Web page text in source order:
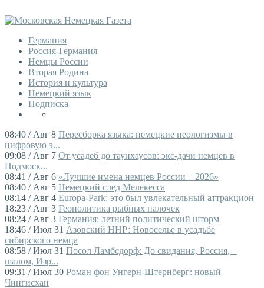
Германия
Россия-Германия
Немцы России
Вторая Родина
История и культура
Немецкий язык
Подписка
08:40 / Авг 8 Пересборка языка: немецкие неологизмы в
цифровую э...
09:08 / Авг 7 От усадеб до таунхаусов: экс-дачи немцев в
Подмоск...
08:41 / Авг 6 «Лучшие имена немцев России – 2026»
08:40 / Авг 5 Немецкий след Мелекесса
08:14 / Авг 4 Europa-Park: это был увлекательный аттракцион
18:23 / Авг 3 Геополитика рыбных палочек
08:24 / Авг 3 Германия: летний политический шторм
18:46 / Июл 31 Азовский ННР: Новоселье в усадьбе
сибирского немца
08:58 / Июл 31 Посол Ламбсдорф: До свидания, Россия, –
шалом, Изр...
09:31 / Июл 30 Роман фон Унгерн-Штернберг: новый
Чингисхан